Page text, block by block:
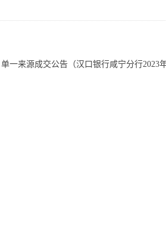
单一来源成交公告（汉口银行咸宁分行2023